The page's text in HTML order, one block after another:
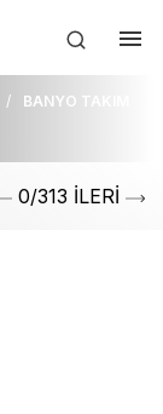
BANYO TAKIM
0/313 İLERİ